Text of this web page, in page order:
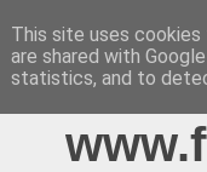
This site uses
are shared with
statistics, and to